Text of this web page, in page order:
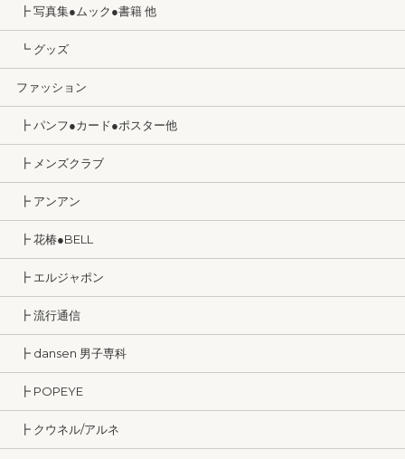
┣ 写真集●ムック●書籍 他
┗ グッズ
ファッション
┣ パンフ●カード●ポスター他
┣ メンズクラブ
┣ アンアン
┣ 花椿●BELL
┣ エルジャポン
┣ 流行通信
┣ dansen 男子専科
┣ POPEYE
┣ クウネル/アルネ